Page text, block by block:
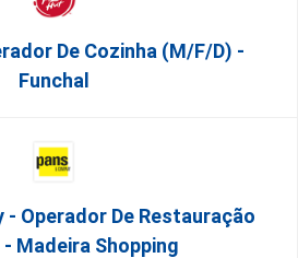
De Cozinha (m/f/d) -
Funchal
- Operador De Restauração
Madeira Shopping